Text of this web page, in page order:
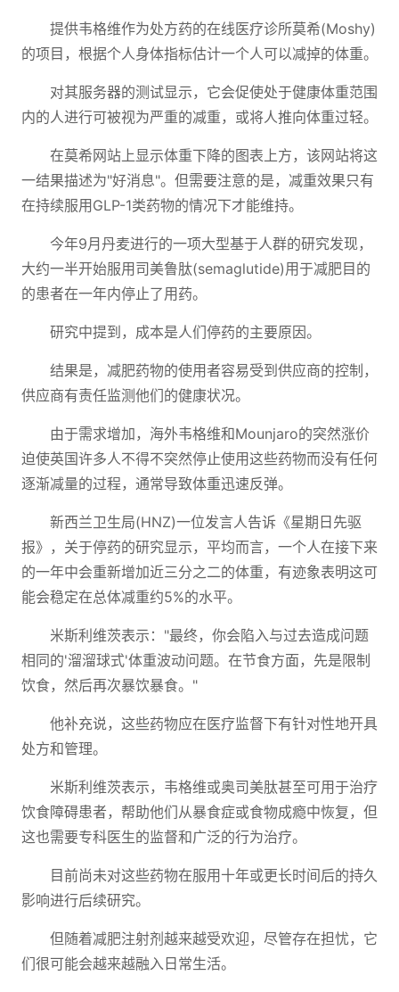
提供韦格维作为处方药的在线医疗诊所莫希(Moshy)
的项目，根据个人身体指标估计一个人可以减掉的体重。
对其服务器的测试显示，它会促使处于健康体重范围
内的人进行可被视为严重的减重，或将人推向体重过轻。
在莫希网站上显示体重下降的图表上方，该网站将这
一结果描述为"好消息"。但需要注意的是，减重效果只有
在持续服用GLP-1类药物的情况下才能维持。
今年9月丹麦进行的一项大型基于人群的研究发现，
大约一半开始服用司美鲁肽(semaglutide)用于减肥目的
的患者在一年内停止了用药。
研究中提到，成本是人们停药的主要原因。
结果是，减肥药物的使用者容易受到供应商的控制，
供应商有责任监测他们的健康状况。
由于需求增加，海外韦格维和Mounjaro的突然涨价
迫使英国许多人不得不突然停止使用这些药物而没有任何
逐渐减量的过程，通常导致体重迅速反弹。
新西兰卫生局(HNZ)一位发言人告诉《星期日先驱
报》，关于停药的研究显示，平均而言，一个人在接下来
的一年中会重新增加近三分之二的体重，有迹象表明这可
能会稳定在总体减重约5%的水平。
米斯利维茨表示："最终，你会陷入与过去造成问题
相同的'溜溜球式'体重波动问题。在节食方面，先是限制
饮食，然后再次暴饮暴食。"
他补充说，这些药物应在医疗监督下有针对性地开具
处方和管理。
米斯利维茨表示，韦格维或奥司美肽甚至可用于治疗
饮食障碍患者，帮助他们从暴食症或食物成瘾中恢复，但
这也需要专科医生的监督和广泛的行为治疗。
目前尚未对这些药物在服用十年或更长时间后的持久
影响进行后续研究。
但随着减肥注射剂越来越受欢迎，尽管存在担忧，它
们很可能会越来越融入日常生活。